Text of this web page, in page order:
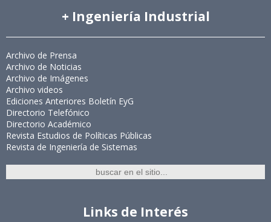
+ Ingeniería Industrial
Archivo de Prensa
Archivo de Noticias
Archivo de Imágenes
Archivo videos
Ediciones Anteriores Boletín EyG
Directorio Telefónico
Directorio Académico
Revista Estudios de Políticas Públicas
Revista de Ingeniería de Sistemas
Links de Interés